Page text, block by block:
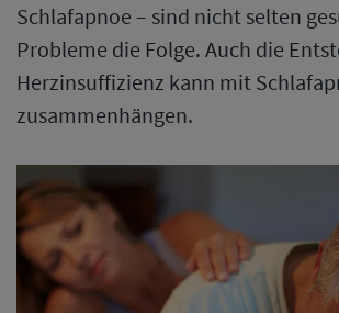
Schlafapnoe – sind nicht selten
Probleme die Folge. Auch die
Herzinsuffizienz kann mit
zusammenhängen.